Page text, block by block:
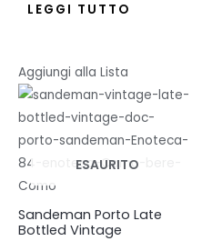
LEGGI TUTTO
Aggiungi alla Lista
ESAURITO
Sandeman Porto Late
Bottled Vintage